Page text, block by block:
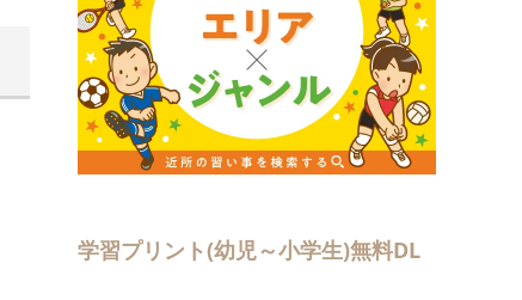
学習プリント(幼児～小学生)無料DL